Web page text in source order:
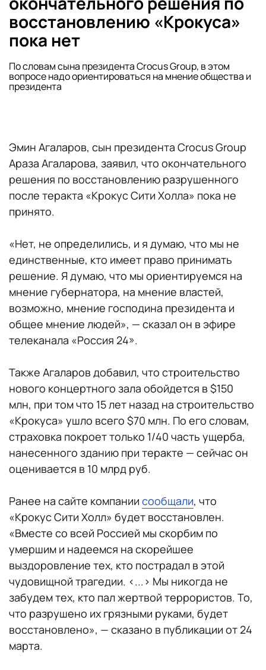
восстановлению «Крокуса»
пока нет
По словам сына президента Crocus Group, в этом
вопросе надо ориентироваться на мнение общества и
президента
Эмин Агаларов, сын президента Crocus Group
Араза Агаларова, заявил, что окончательного
решения по восстановлению разрушенного
после теракта «Крокус Сити Холла» пока не
принято.
«Нет, не определились, и я думаю, что мы не
единственные, кто имеет право принимать
решение. Я думаю, что мы ориентируемся на
мнение губернатора, на мнение властей,
возможно, мнение господина президента и
общее мнение людей», — сказал он в эфире
телеканала «Россия 24».
Также Агаларов добавил, что строительство
нового концертного зала обойдется в $150
млн, при том что 15 лет назад на строительство
«Крокуса» ушло всего $70 млн. По его словам,
страховка покроет только 1/40 часть ущерба,
нанесенного зданию при теракте — сейчас он
оценивается в 10 млрд руб.
Ранее на сайте компании сообщали, что
«Крокус Сити Холл» будет восстановлен.
«Вместе со всей Россией мы скорбим по
умершим и надеемся на скорейшее
выздоровление тех, кто пострадал в этой
чудовищной трагедии. <...> Мы никогда не
забудем тех, кто пал жертвой террористов. То,
что разрушено их грязными руками, будет
восстановлено», — сказано в публикации от 24
марта.